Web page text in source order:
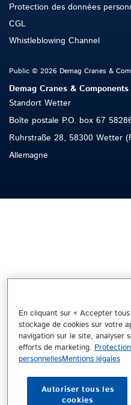
Protection des données
CGL
Whistleblowing Channel
Public © 2026 Demag Cranes &
Demag Cranes & Components
Standort Wetter
Boîte postale P.O. box 67
Ruhrstraße 28, 58300 Wetter
Allemagne
En cliquant sur « Accepter
stockage de cookies sur votre
navigation sur le site, analyser
efforts de marketing.
personnellesMentions légales
Autoriser tous les
cookies